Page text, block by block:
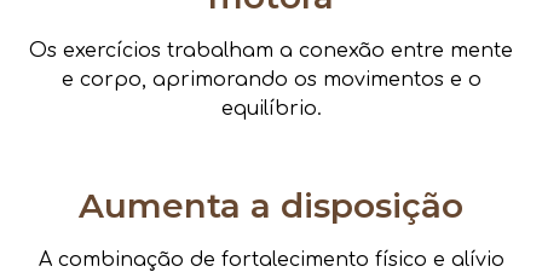
Os exercícios trabalham a conexão entre mente
e corpo, aprimorando os movimentos e o
equilíbrio.
Aumenta a disposição
A combinação de fortalecimento físico e alívio